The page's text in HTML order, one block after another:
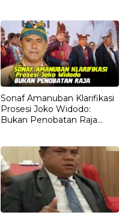
Sonaf Amanuban Klarifikasi
Prosesi Joko Widodo:
Bukan Penobatan Raja